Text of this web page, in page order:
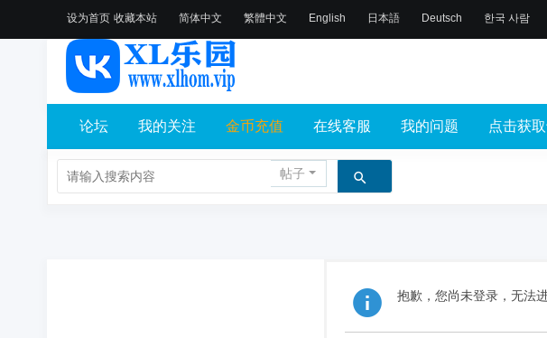
设为首页 收藏本站 简体中文 繁體中文 English 日本語 Deutsch 한국 사람
论坛 我的关注 金币充值 在线客服 我的问题 点击获
帖子
抱歉，您尚未登录，无法